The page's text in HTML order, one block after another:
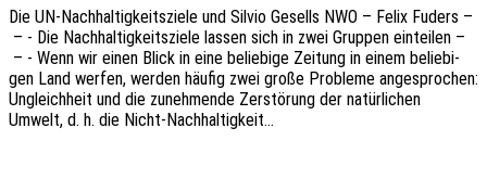
Die UN-Nach­hal­­ti­g­keits­­zie­­le und Silvio Gesells NWO – Felix Fuders –
– - Die Nach­hal­tig­keits­zie­le lassen sich in zwei Grup­pen eintei­len –
– - Wenn wir einen Blick in eine belie­bi­ge Zeitung in einem belie­bi­
gen Land werfen, werden häufig zwei große Proble­me ange­spro­chen:
Ungleich­heit und die zuneh­men­de Zerstö­rung der natür­li­chen
Umwelt, d. h. die Nicht-Nachhaltigkeit…